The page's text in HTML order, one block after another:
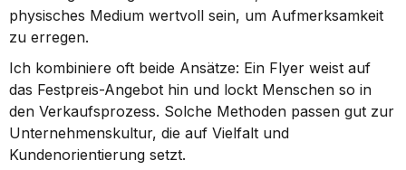
physisches Medium wertvoll sein, um Aufmerksamkeit
zu erregen.
Ich kombiniere oft beide Ansätze: Ein Flyer weist auf
das Festpreis-Angebot hin und lockt Menschen so in
den Verkaufsprozess. Solche Methoden passen gut zur
Unternehmenskultur, die auf Vielfalt und
Kundenorientierung setzt.